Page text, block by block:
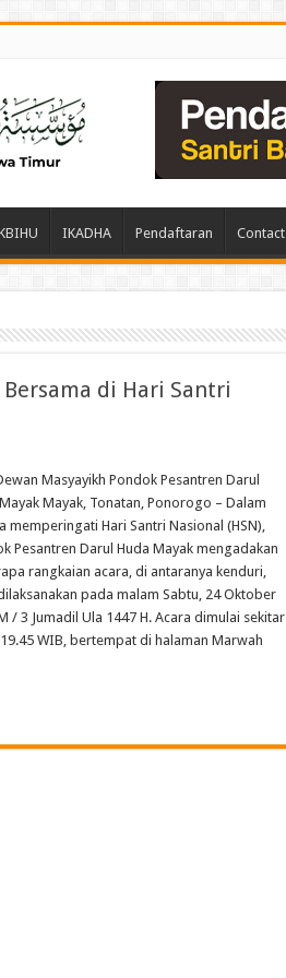
IKADHA Pendaftaran Contact
di Hari Santri
Masyayikh Pondok Pesantren Darul
Mayak, Tonatan, Ponorogo – Dalam
memperingati Hari Santri Nasional (HSN),
Pesantren Darul Huda Mayak mengadakan
rangkaian acara, di antaranya kenduri,
pada malam Sabtu, 24 Oktober
/ 3 Jumadil Ula 1447 H. Acara dimulai sekitar
WIB, bertempat di halaman Marwah